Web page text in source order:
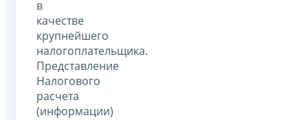
в
качестве
крупнейшего
налогоплательщика.
Представление
Налогового
расчета
(информации)